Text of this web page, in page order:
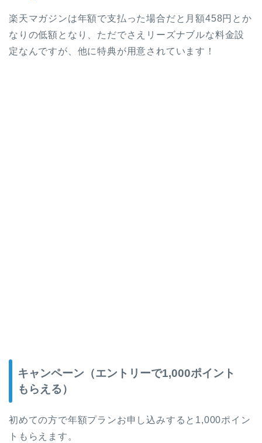
楽天マガジンは年額で支払った場合だと月額458円とか
なりの低額となり、ただでさえリーズナブルな料金設
定なんですが、他に特典が用意されています！
キャンペーン（エントリーで1,000ポイント
もらえる）
初めての方で年額プランお申し込みすると1,000ポイン
トもらえます。